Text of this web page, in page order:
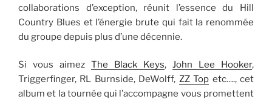
collaborations d’exception, réunit l’essence du Hill
Country Blues et l’énergie brute qui fait la renommée
du groupe depuis plus d’une décennie.
Si vous aimez The Black Keys, John Lee Hooker,
Triggerfinger, RL Burnside, DeWolff, ZZ Top etc…., cet
album et la tournée qui l’accompagne vous promettent